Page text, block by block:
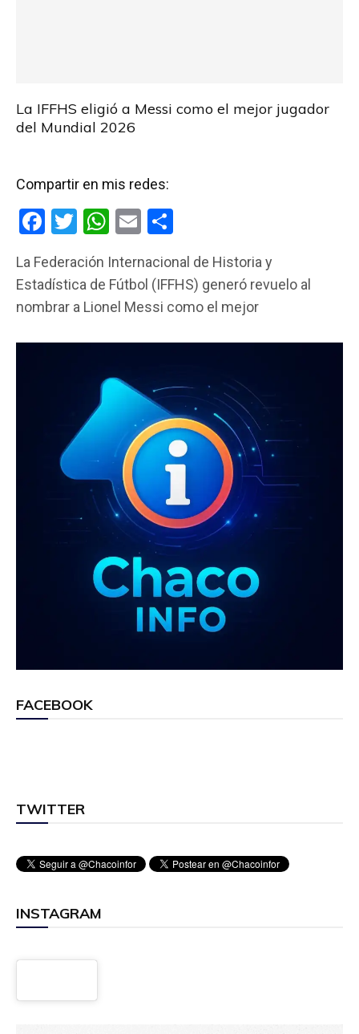
La IFFHS eligió a Messi como el mejor jugador
del Mundial 2026
Compartir en mis redes:
F
ce
b
o
T
tt
er
W
at
s
p
p
E
ail m
p
tir
La Federación Internacional de Historia y
Estadística de Fútbol (IFFHS) generó revuelo al
nombrar a Lionel Messi como el mejor
FACEBOOK
TWITTER
INSTAGRAM